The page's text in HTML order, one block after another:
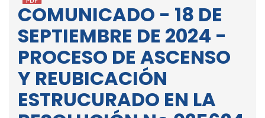
COMUNICADO - 18 DE
SEPTIEMBRE DE 2024 -
PROCESO DE ASCENSO
Y REUBICACIÓN
ESTRUCURADO EN LA